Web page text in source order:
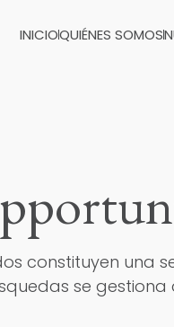
INICIOQUIÉNES SOMOS
constituyen una
se